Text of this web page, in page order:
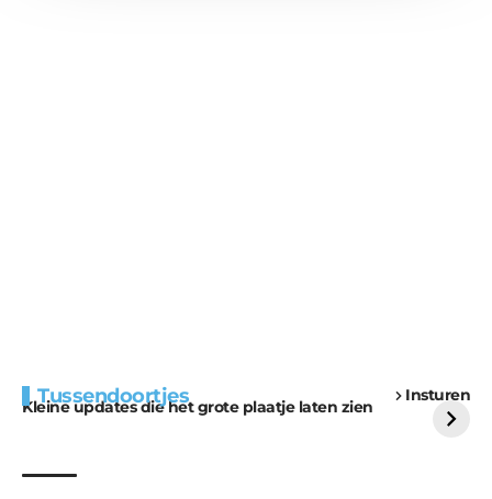
Tussendoortjes Insturen
Kleine updates die het grote plaatje laten zien
voor kabouters
uitdaging